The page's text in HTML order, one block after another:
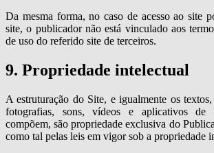
Da mesma forma, no caso de acesso ao site
site, o publicador não está vinculado aos
de uso do referido site de terceiros.
9. Propriedade intelectual
A estruturação do Site, e igualmente os
fotografias, sons, vídeos e aplicativos de
compõem, são propriedade exclusiva do
como tal pelas leis em vigor sob a propriedade